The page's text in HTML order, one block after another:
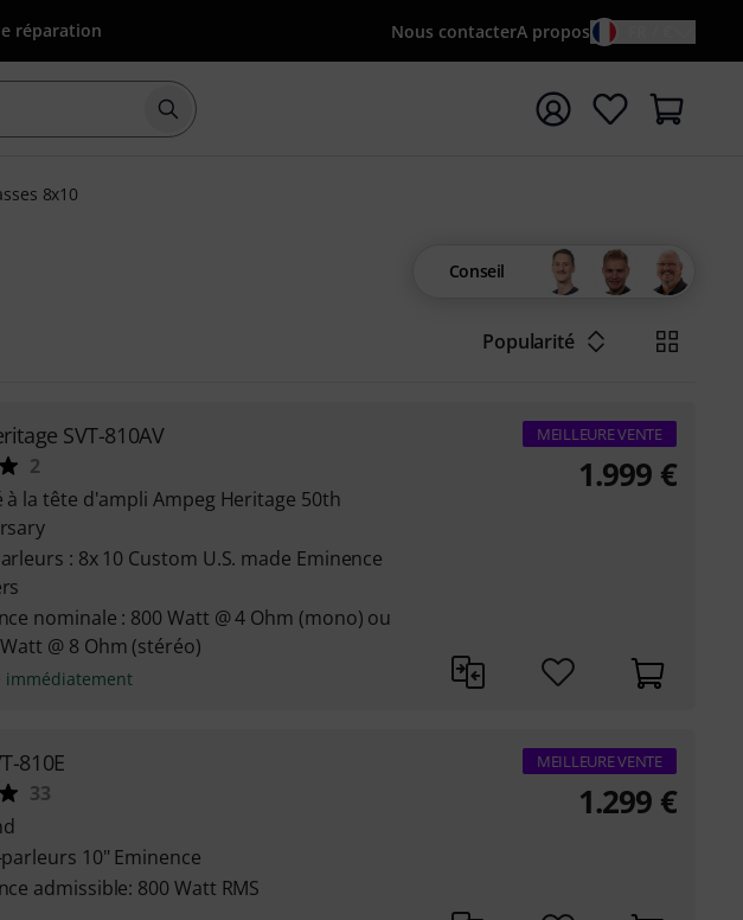
réparation Nous contacterA propos
Démarrer la recherche avec le terme de recherche
8x10
Conseil
Popularité
SVT-810AV
2
à la tête d'ampli Ampeg Heritage 50th
: 8x 10 Custom U.S. made Eminence
nominale : 800 Watt @ 4 Ohm (mono) ou
@ 8 Ohm (stéréo)
immédiatement
MEILLEURE VENTE
1.999 €
810E
33
10" Eminence
admissible: 800 Watt RMS
MEILLEURE VENTE
1.299 €